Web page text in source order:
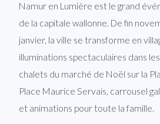
Namur en Lumière est le grand
de la capitale wallonne. De fin
janvier, la ville se transforme en
illuminations spectaculaires dans
chalets du marché de Noël sur la
Place Maurice Servais, carrousel
et animations pour toute la famille.